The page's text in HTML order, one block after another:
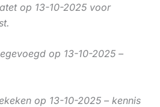
op 13-10-2025 voor
op 13-10-2025 –
op 13-10-2025 – kennis